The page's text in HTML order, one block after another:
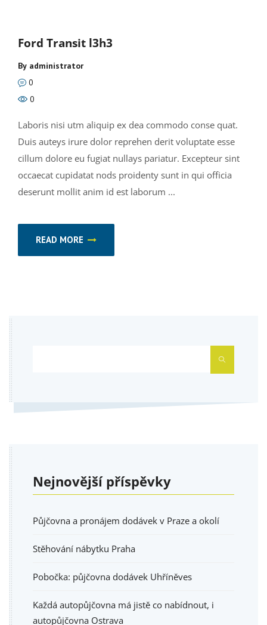
Ford Transit l3h3
By administrator
0
0
Laboris nisi utm aliquip ex dea commodo conse quat.
Duis auteys irure dolor reprehen derit voluptate esse
cillum dolore eu fugiat nullays pariatur. Excepteur sint
occaecat cupidatat nods proidenty sunt in qui officia
deserunt mollit anim id est laborum ...
READ MORE
HLEDAT
Nejnovější příspěvky
Půjčovna a pronájem dodávek v Praze a okolí
Stěhování nábytku Praha
Pobočka: půjčovna dodávek Uhříněves
Každá autopůjčovna má jistě co nabídnout, i
autopůjčovna Ostrava